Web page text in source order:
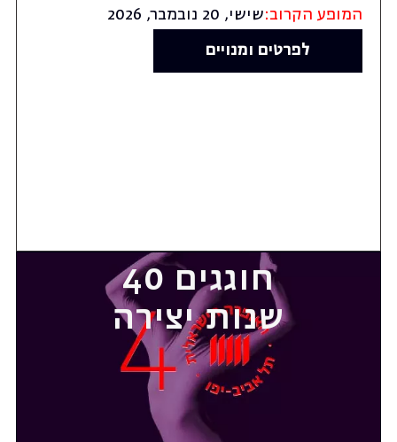
המופע הקרוב:שישי, 20 נובמבר, 2026
לפרטים ומנויים
חוגגים 40
שנות יצירה